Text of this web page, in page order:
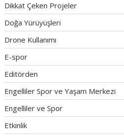
Dikkat Çeken Projeler
Doğa Yürüyüşleri
Drone Kullanımı
E-spor
Editörden
Engelliler Spor ve Yaşam Merkezi
Engelliler ve Spor
Etkinlik